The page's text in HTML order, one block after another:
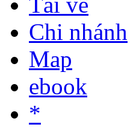
Chi nhánh
Map
ebook
*